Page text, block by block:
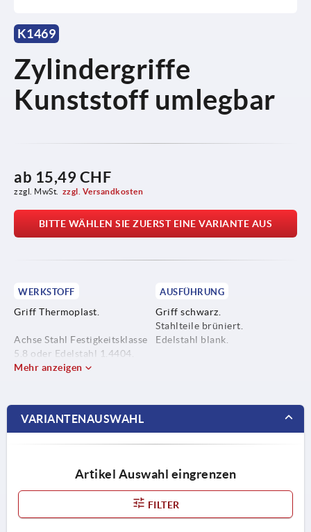
K1469
Zylindergriffe
Kunststoff umlegbar
ab 15,49 CHF
zzgl. MwSt. zzgl. Versandkosten
BITTE WÄHLEN SIE ZUERST EINE VARIANTE AUS
WERKSTOFF
Griff Thermoplast.
Achse Stahl Festigkeitsklasse
5.8 oder Edelstahl 1.4404.
Druckfeder Federstahl oder
AUSFÜHRUNG
Griff schwarz.
Stahlteile brüniert.
Edelstahl blank.
Mehr anzeigen
VARIANTENAUSWAHL
Artikel Auswahl eingrenzen
FILTER